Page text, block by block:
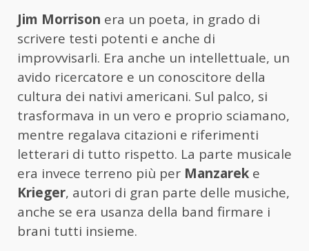
Jim Morrison era un poeta, in grado di
scrivere testi potenti e anche di
improvvisarli. Era anche un intellettuale, un
avido ricercatore e un conoscitore della
cultura dei nativi americani. Sul palco, si
trasformava in un vero e proprio sciamano,
mentre regalava citazioni e riferimenti
letterari di tutto rispetto. La parte musicale
era invece terreno più per Manzarek e
Krieger, autori di gran parte delle musiche,
anche se era usanza della band firmare i
brani tutti insieme.